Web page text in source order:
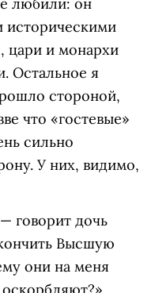
историческими
цари и монархи
Остальное я
стороной,
что «гостевые»
сильно
У них, видимо,
говорит дочь
Высшую
они на меня